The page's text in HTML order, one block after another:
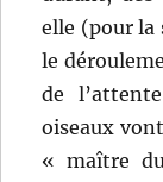
elle (pour la
le
de
oiseaux
« maître